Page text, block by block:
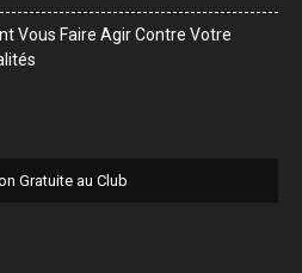
Vous Faire Agir Contre Votre
Gratuite au Club